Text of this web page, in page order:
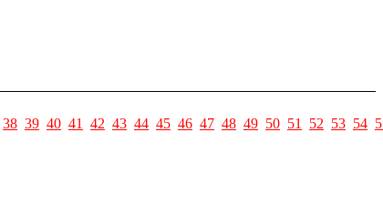
38 39 40 41 42 43 44 45 46 47 48 49 50 51 52 53 54